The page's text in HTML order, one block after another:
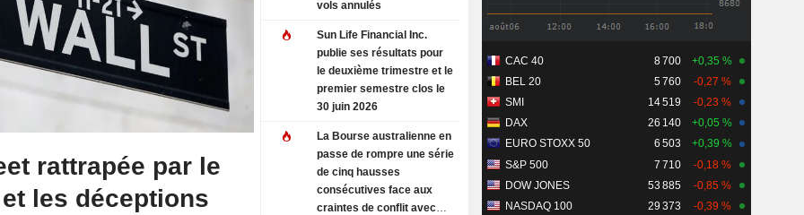
rattrapée par le
les déceptions
vols annulés
Sun Life Financial Inc.
publie ses résultats pour
le deuxième trimestre et le
premier semestre clos le
30 juin 2026
La Bourse australienne en
passe de rompre une série
de cinq hausses
consécutives face aux
craintes de conflit avec
CAC 40 8 700
+0,35 %
BEL 20
5 760
-0,27 %
SMI
14 519
-0,23 %
DAX
26 140
+0,05 %
EURO STOXX 50
6 503
+0,39 %
S&P 500
7 710
-0,18 %
DOW JONES
53 885
-0,85 %
NASDAQ 100
29 373
-0,39 %